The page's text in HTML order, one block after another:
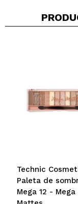
Technic
Paleta de
Mega 12 - Mega